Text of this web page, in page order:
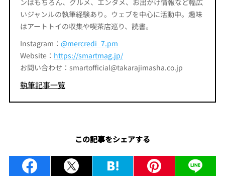
いジャンルの執筆経験あり。ウェブを中心に活動中。趣味
はアートトイの収集や喫茶店巡り、読書。
Instagram： @mercredi_7.pm
Website： https://smartmag.jp/
お問い合わせ：smartofficial@takarajimasha.co.jp
執筆記事一覧
この記事をシェアする